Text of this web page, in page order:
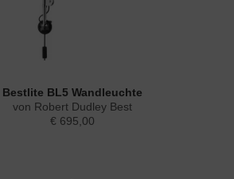
Bestlite BL5 Wandleuchte
von Robert Dudley Best
€ 695,00